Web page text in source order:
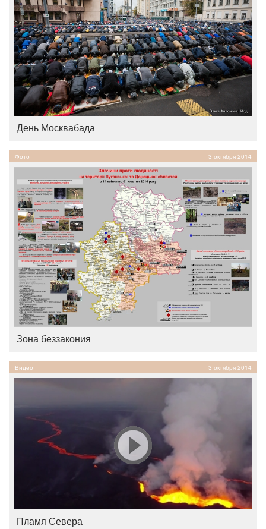
День Москвабада
Фото 3 октября 2014
Зона беззакония
Видео 3 октября 2014
Пламя Севера